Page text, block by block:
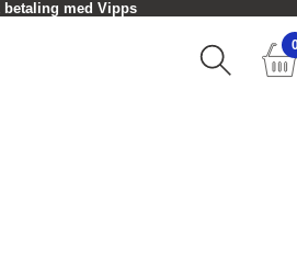
betaling med Vipps